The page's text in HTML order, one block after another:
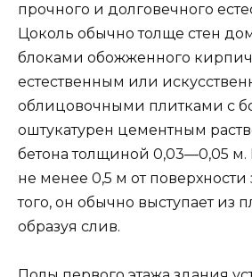
прочного и долговечного
Цоколь обычно толще стен
блоками обожженного
естественным или
облицовочными плитками с
оштукатурен цементным
бетона толщиной 0,03—0,05
не менее 0,5 м от
того, он обычно выступает из
образуя слив.